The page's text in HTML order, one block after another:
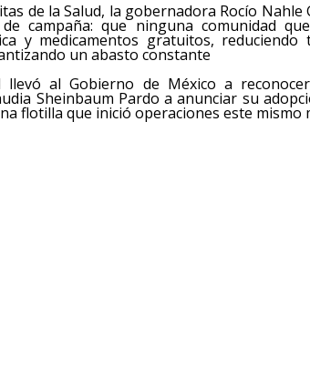
de la Salud, la gobernadora Rocío
campaña: que ninguna comunidad
y medicamentos gratuitos,
un abasto constante
llevó al Gobierno de México a
Sheinbaum Pardo a anunciar su
flotilla que inició operaciones este mismo